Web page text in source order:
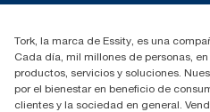
91 657 84 00
Tork, la marca de Essity, es una
Cada día, mil millones de personas,
productos, servicios y soluciones.
por el bienestar en beneficio de
clientes y la sociedad en general.